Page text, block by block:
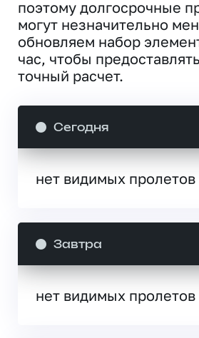
поэтому долгосрочные
могут незначительно
обновляем набор
час, чтобы
точный расчет.
Сегодня
нет видимых пролетов
Завтра
нет видимых пролетов